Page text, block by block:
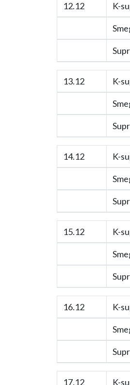
12.12 K-
13.12 K-
14.12 K-
15.12 K-
16.12 K-
17.12 K-